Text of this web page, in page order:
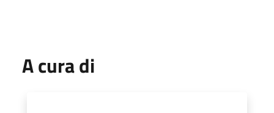
A cura di